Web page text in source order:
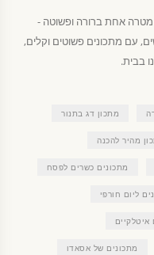
מטרה אחת ברורה ופשוטה -
עם מתכונים פשוטים וקלים,
בבית.
מתכון דג בתנור
מהיר להכנה
מתכונים כשרים לפסח
ליום חורפי
איטלקיים
מתכונים של אסאדו